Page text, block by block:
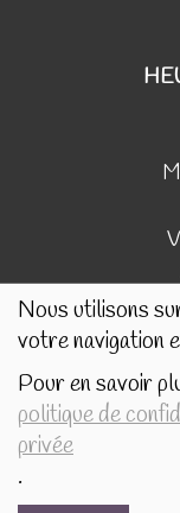
Nous utilisons
votre navigation
Pour en savoir
politique de
privée
.
Les images
sur ce site ne sont